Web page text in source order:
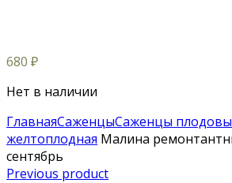
680 ₽
Нет в наличии
ГлавнаяСаженцыСаженцы
желтоплодная Малина
сентябрь
Previous product